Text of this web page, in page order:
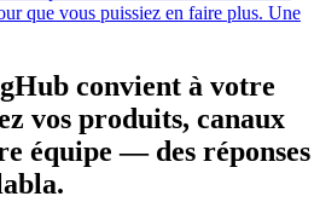
que vous puissiez en faire plus. Une
convient à votre
vos produits, canaux
équipe — des réponses